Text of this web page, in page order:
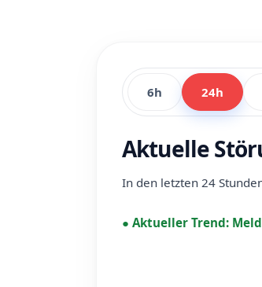
6h 24h
Aktuelle
In den letzten 24
● Aktueller Trend: